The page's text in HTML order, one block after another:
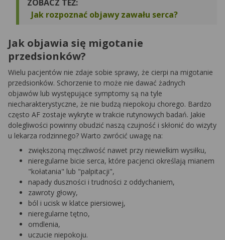
ZOBACZ TEŻ:
Jak rozpoznać objawy zawału serca?
Jak objawia się migotanie
przedsionków?
Wielu pacjentów nie zdaje sobie sprawy, że cierpi na migotanie
przedsionków. Schorzenie to może nie dawać żadnych
objawów lub występujące symptomy są na tyle
niecharakterystyczne, że nie budzą niepokoju chorego. Bardzo
często AF zostaje wykryte w trakcie rutynowych badań. Jakie
dolegliwości powinny obudzić naszą czujność i skłonić do wizyty
u lekarza rodzinnego? Warto zwrócić uwagę na:
zwiększoną męczliwość nawet przy niewielkim wysiłku,
nieregularne bicie serca, które pacjenci określają mianem
"kołatania" lub "palpitacji",
napady duszności i trudności z oddychaniem,
zawroty głowy,
ból i ucisk w klatce piersiowej,
nieregularne tętno,
omdlenia,
uczucie niepokoju.